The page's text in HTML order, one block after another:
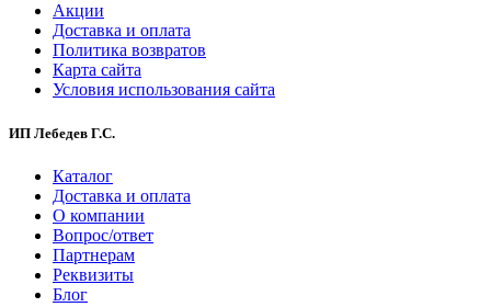
Акции
Доставка и оплата
Политика возвратов
Карта сайта
Условия использования сайта
ИП Лебедев Г.С.
Каталог
Доставка и оплата
О компании
Вопрос/ответ
Партнерам
Реквизиты
Блог